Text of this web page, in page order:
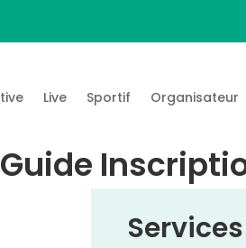
Live Sportif Organisateur